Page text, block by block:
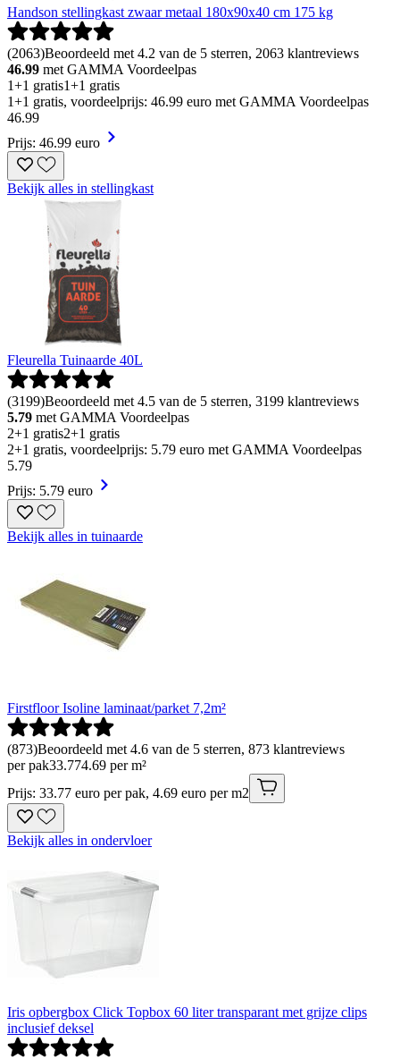
Handson stellingkast zwaar metaal 180x90x40 cm 175 kg
(2063)Beoordeeld met 4.2 van de 5 sterren, 2063 klantreviews
46.99 met GAMMA Voordeelpas
1+1 gratis1+1 gratis
1+1 gratis, voordeelprijs: 46.99 euro met GAMMA Voordeelpas
46.99
Prijs: 46.99 euro
Bekijk alles in stellingkast
Fleurella Tuinaarde 40L
(3199)Beoordeeld met 4.5 van de 5 sterren, 3199 klantreviews
5.79 met GAMMA Voordeelpas
2+1 gratis2+1 gratis
2+1 gratis, voordeelprijs: 5.79 euro met GAMMA Voordeelpas
5.79
Prijs: 5.79 euro
Bekijk alles in tuinaarde
Firstfloor Isoline laminaat/parket 7,2m²
(873)Beoordeeld met 4.6 van de 5 sterren, 873 klantreviews
per pak33.774.69 per m²
Prijs: 33.77 euro per pak, 4.69 euro per m2
Bekijk alles in ondervloer
Iris opbergbox Click Topbox 60 liter transparant met grijze clips
inclusief deksel